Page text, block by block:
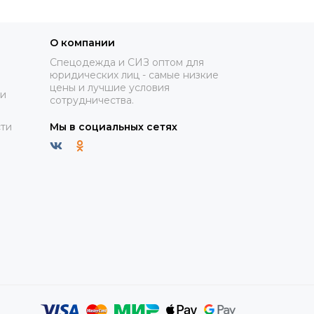
О компании
Спецодежда и СИЗ оптом для
юридических лиц - самые низкие
цены и лучшие условия
сотрудничества.
Мы в социальных сетях